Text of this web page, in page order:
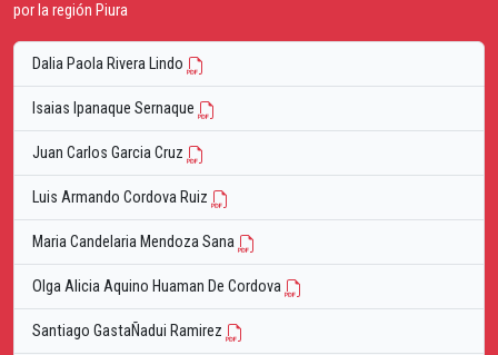
por la región Piura
Dalia Paola Rivera Lindo
Isaias Ipanaque Sernaque
Juan Carlos Garcia Cruz
Luis Armando Cordova Ruiz
Maria Candelaria Mendoza Sana
Olga Alicia Aquino Huaman De Cordova
Santiago GastaÑadui Ramirez